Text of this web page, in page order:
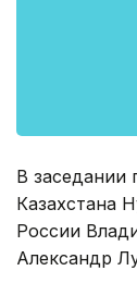
В заседании
Казахстана
России
Александр